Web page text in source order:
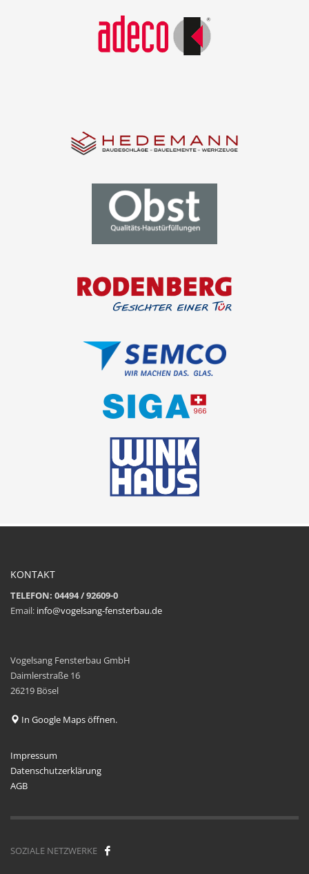
KONTAKT
TELEFON: 04494 / 92609-0
Email: info@vogelsang-fensterbau.de
Vogelsang Fensterbau GmbH
Daimlerstraße 16
26219 Bösel
In Google Maps öffnen.
Impressum
Datenschutzerklärung
AGB
SOZIALE NETZWERKE